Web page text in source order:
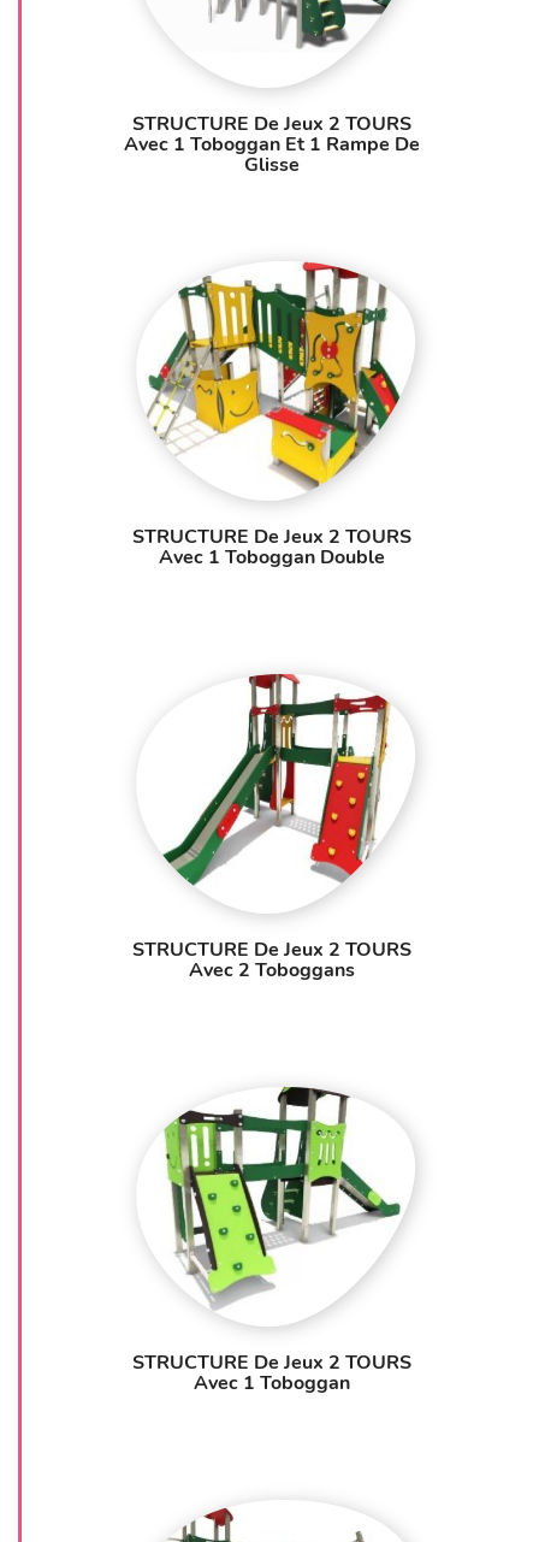
STRUCTURE De Jeux 2 TOURS
Avec 1 Toboggan Et 1 Rampe De
Glisse
STRUCTURE De Jeux 2 TOURS
Avec 1 Toboggan Double
STRUCTURE De Jeux 2 TOURS
Avec 2 Toboggans
STRUCTURE De Jeux 2 TOURS
Avec 1 Toboggan